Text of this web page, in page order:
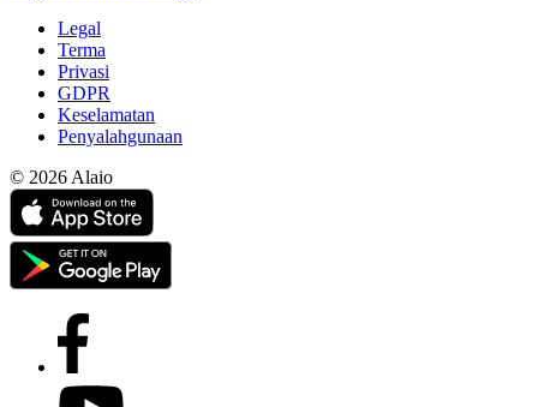
Legal
Terma
Privasi
GDPR
Keselamatan
Penyalahgunaan
© 2026 Alaio